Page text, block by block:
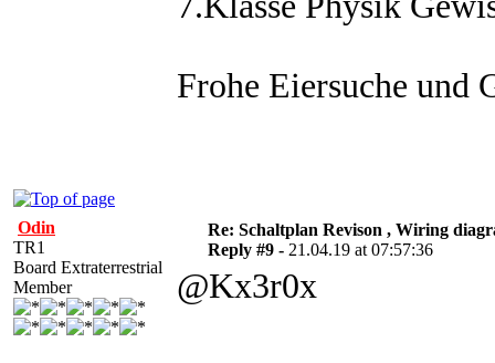
Frohe Eiersuche und
Odin
TR1
Board Extraterrestrial
Member
Re: Schaltplan Revison , Wiring
Reply #9 - 21.04.19 at 07:57:36
@Kx3r0x